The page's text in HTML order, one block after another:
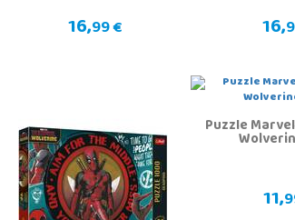
16,99 € 16,
Puzzle
11,